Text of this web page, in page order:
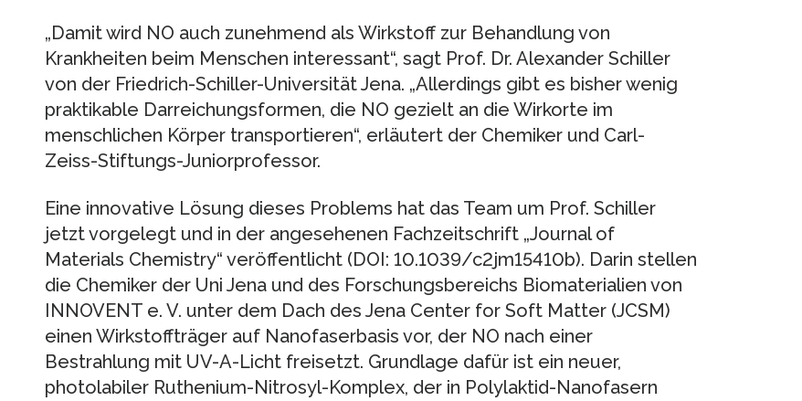
„Damit wird NO auch zunehmend als Wirkstoff zur Behandlung von
Krankheiten beim Menschen interessant“, sagt Prof. Dr. Alexander Schiller
von der Friedrich-Schiller-Universität Jena. „Allerdings gibt es bisher wenig
praktikable Darreichungsformen, die NO gezielt an die Wirkorte im
menschlichen Körper transportieren“, erläutert der Chemiker und Carl-
Zeiss-Stiftungs-Juniorprofessor.
Eine innovative Lösung dieses Problems hat das Team um Prof. Schiller
jetzt vorgelegt und in der angesehenen Fachzeitschrift „Journal of
Materials Chemistry“ veröffentlicht (DOI: 10.1039/c2jm15410b). Darin stellen
die Chemiker der Uni Jena und des Forschungsbereichs Biomaterialien von
INNOVENT e. V. unter dem Dach des Jena Center for Soft Matter (JCSM)
einen Wirkstoffträger auf Nanofaserbasis vor, der NO nach einer
Bestrahlung mit UV-A-Licht freisetzt. Grundlage dafür ist ein neuer,
photolabiler Ruthenium-Nitrosyl-Komplex, der in Polylaktid-Nanofasern